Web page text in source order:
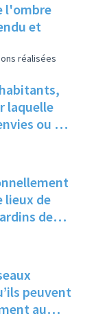
l'ombre
et
réalisées
laquelle
ou se
où les
qu'ils
lieux de
des
pour
peuvent
au
Jacques